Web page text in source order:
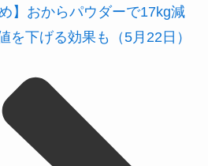
】おからパウダーで17kg減
を下げる効果も（5月22日）